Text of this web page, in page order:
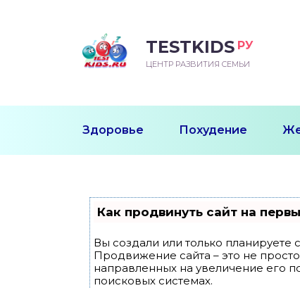
TESTKIDS РУ
ЦЕНТР РАЗВИТИЯ СЕМЬИ
Здоровье Похудение
Как продвинуть сайт на
Вы создали или только планируете
Продвижение сайта – это не
направленных на увеличение его
поисковых системах.
МЕСЯЦ
УЧИТСЯ
ПОСЛЕ ГОДА
К ШКОЛЕ
ДОШКОЛЬНИКА
ШКОЛА
ШКОЛЬНИКА
ШКОЛЬНИКА